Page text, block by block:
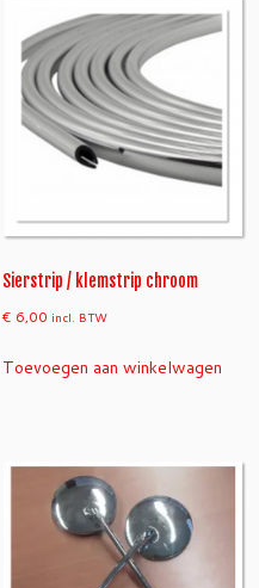
Sierstrip / klemstrip chroom
€ 6,00 incl. BTW
Toevoegen aan winkelwagen